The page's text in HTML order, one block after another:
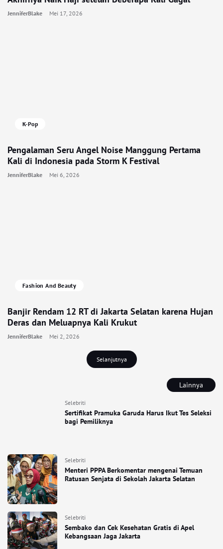
Lainnya
Selebriti
Sertifikat Pramuka Garuda Harus Ikut Tes Seleksi
bagi Pemiliknya
Selebriti
Menteri PPPA Berkomentar mengenai Temuan
Ratusan Senjata di Sekolah Jakarta Selatan
Selebriti
Sembako dan Cek Kesehatan Gratis di Apel
Kebangsaan Jaga Jakarta
JenniferBlake Mei 17, 2026
K-Pop
Pengalaman Seru Angel Noise Manggung Pertama
Kali di Indonesia pada Storm K Festival
JenniferBlake Mei 6, 2026
Fashion And Beauty
Banjir Rendam 12 RT di Jakarta Selatan karena Hujan
Deras dan Meluapnya Kali Krukut
JenniferBlake Mei 2, 2026
Selanjutnya